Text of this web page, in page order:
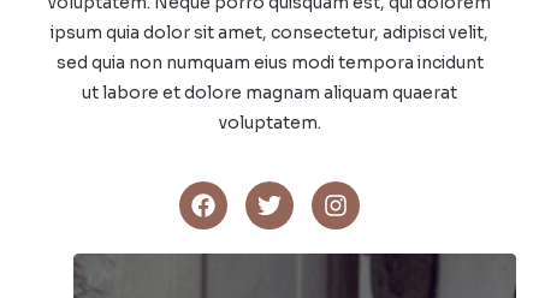
ipsum quia dolor sit amet, consectetur, adipisci velit,
sed quia non numquam eius modi tempora incidunt
ut labore et dolore magnam aliquam quaerat
voluptatem.